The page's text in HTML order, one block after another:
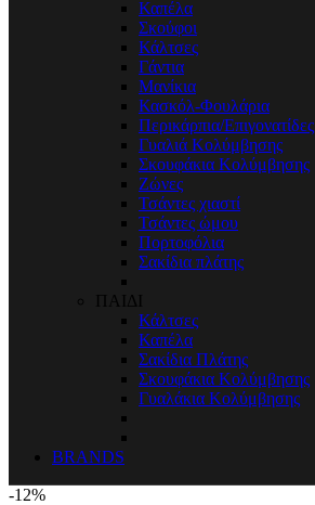
Καπέλα
Σκούφοι
Κάλτσες
Γάντια
Μανίκια
Κασκόλ-Φουλάρια
Περικάρπια/Επιγονατίδες
Γυαλιά Κολύμβησης
Σκουφάκια Κολύμβησης
Ζώνες
Τσάντες χιαστί
Τσάντες ώμου
Πορτοφόλια
Σακίδια πλάτης
ΠΑΙΔΙ
Κάλτσες
Καπέλα
Σακίδια Πλάτης
Σκουφάκια Κολύμβησης
Γυαλάκια Κολύμβησης
BRANDS
-12%